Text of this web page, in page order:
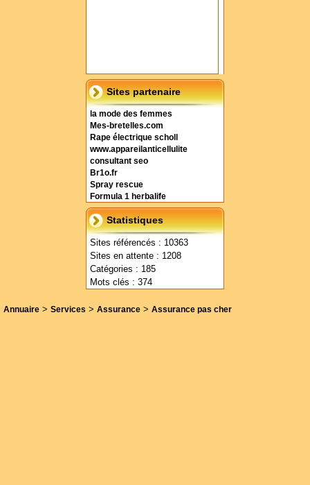
Sites partenaire
la mode des femmes
Mes-bretelles.com
Rape électrique scholl
www.appareilanticellulite
consultant seo
Br1o.fr
Spray rescue
Formula 1 herbalife
Statistiques
Sites référencés : 10363
Sites en attente : 1208
Catégories : 185
Mots clés : 374
Annuaire > Services > Assurance > Assurance pas cher